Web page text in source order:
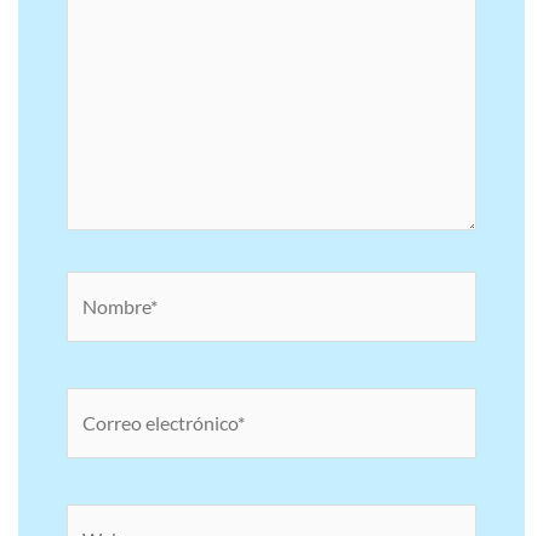
electrónico*